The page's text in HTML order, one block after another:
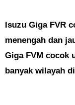
Isuzu Giga FVR
menengah dan
Giga FVM cocok
banyak wilayah